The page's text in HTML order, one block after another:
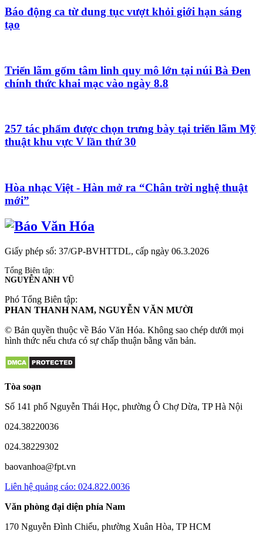
Báo động ca từ dung tục vượt khỏi giới hạn sáng
tạo
Triển lãm gốm tâm linh quy mô lớn tại núi Bà Đen
chính thức khai mạc vào ngày 8.8
257 tác phẩm được chọn trưng bày tại triển lãm Mỹ
thuật khu vực V lần thứ 30
Hòa nhạc Việt - Hàn mở ra “Chân trời nghệ thuật
mới”
Giấy phép số: 37/GP-BVHTTDL, cấp ngày 06.3.2026
Tổng Biên tập:
NGUYỄN ANH VŨ
Phó Tổng Biên tập:
PHAN THANH NAM, NGUYỄN VĂN MƯỜI
© Bản quyền thuộc về Báo Văn Hóa. Không sao chép dưới mọi
hình thức nếu chưa có sự chấp thuận bằng văn bản.
Tòa soạn
Số 141 phố Nguyễn Thái Học, phường Ô Chợ Dừa, TP Hà Nội
024.38220036
024.38229302
baovanhoa@fpt.vn
Liên hệ quảng cáo: 024.822.0036
Văn phòng đại diện phía Nam
170 Nguyễn Đình Chiểu, phường Xuân Hòa, TP HCM